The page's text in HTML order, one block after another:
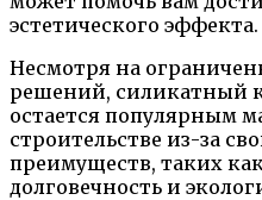
эстетического эффекта.
Несмотря на
решений, силикатный
остается популярным
строительстве из-за
преимуществ, таких
долговечность и